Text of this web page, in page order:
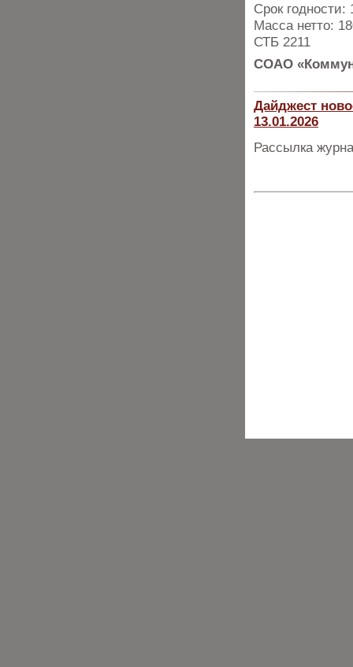
Срок годности:
Масса нетто:
СТБ 2211
СОАО
Дайджест
13.01.2026
Рассылка